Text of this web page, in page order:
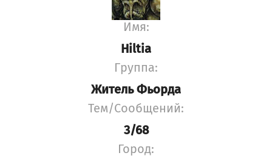
Имя:
Hiltia
Группа:
Житель Фьорда
Тем/Сообщений:
3/68
Город: